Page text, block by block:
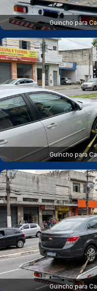
Guincho para
Guincho para
Guincho para